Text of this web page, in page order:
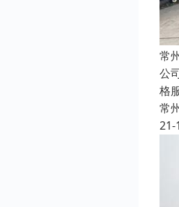
常
公
格
常
21-